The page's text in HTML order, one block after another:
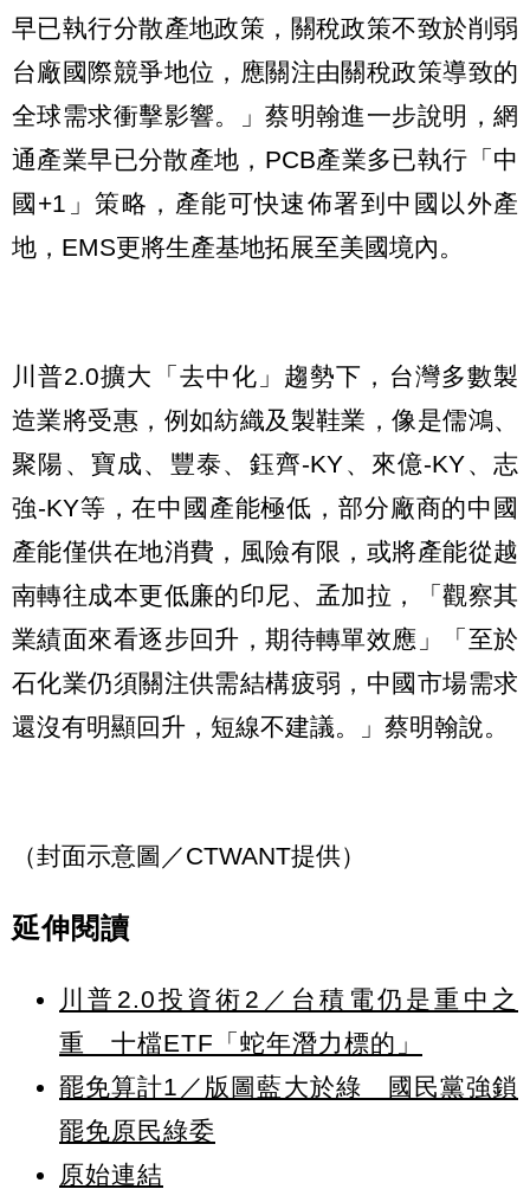
早已執行分散產地政策，關稅政策不致於削弱
台廠國際競爭地位，應關注由關稅政策導致的
全球需求衝擊影響。」蔡明翰進一步說明，網
通產業早已分散產地，PCB產業多已執行「中
國+1」策略，產能可快速佈署到中國以外產
地，EMS更將生產基地拓展至美國境內。
川普2.0擴大「去中化」趨勢下，台灣多數製
造業將受惠，例如紡織及製鞋業，像是儒鴻、
聚陽、寶成、豐泰、鈺齊-KY、來億-KY、志
強-KY等，在中國產能極低，部分廠商的中國
產能僅供在地消費，風險有限，或將產能從越
南轉往成本更低廉的印尼、孟加拉，「觀察其
業績面來看逐步回升，期待轉單效應」「至於
石化業仍須關注供需結構疲弱，中國市場需求
還沒有明顯回升，短線不建議。」蔡明翰說。
（封面示意圖／CTWANT提供）
延伸閱讀
川普2.0投資術2／台積電仍是重中之
重 十檔ETF「蛇年潛力標的」
罷免算計1／版圖藍大於綠 國民黨強鎖
罷免原民綠委
原始連結